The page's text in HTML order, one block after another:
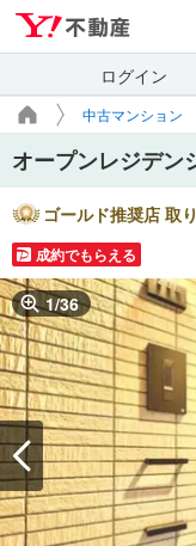
ログイン
中古マンション
オープンレジデン
ゴールド推奨店 取
成約でもらえる
1/36